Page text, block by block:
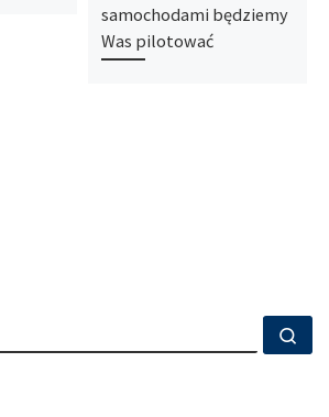
samochodami będziemy
Was pilotować